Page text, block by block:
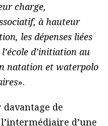
charge,
à hauteur
les dépenses liées
d’initiation au
natation et waterpolo
».
de
d’une